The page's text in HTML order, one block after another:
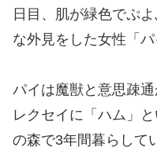
日目、肌が緑色でぷ
な外見をした女性「パ
パイは魔獣と意思疎
レクセイに「ハム」
の森で3年間暮らして